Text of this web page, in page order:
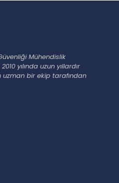
Mühendislik
yılında uzun yıllardır
uzman bir ekip tarafından